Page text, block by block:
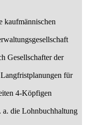
kaufmännischen
Gesellschafter der
für
4-Köpfigen
die Lohnbuchhaltung